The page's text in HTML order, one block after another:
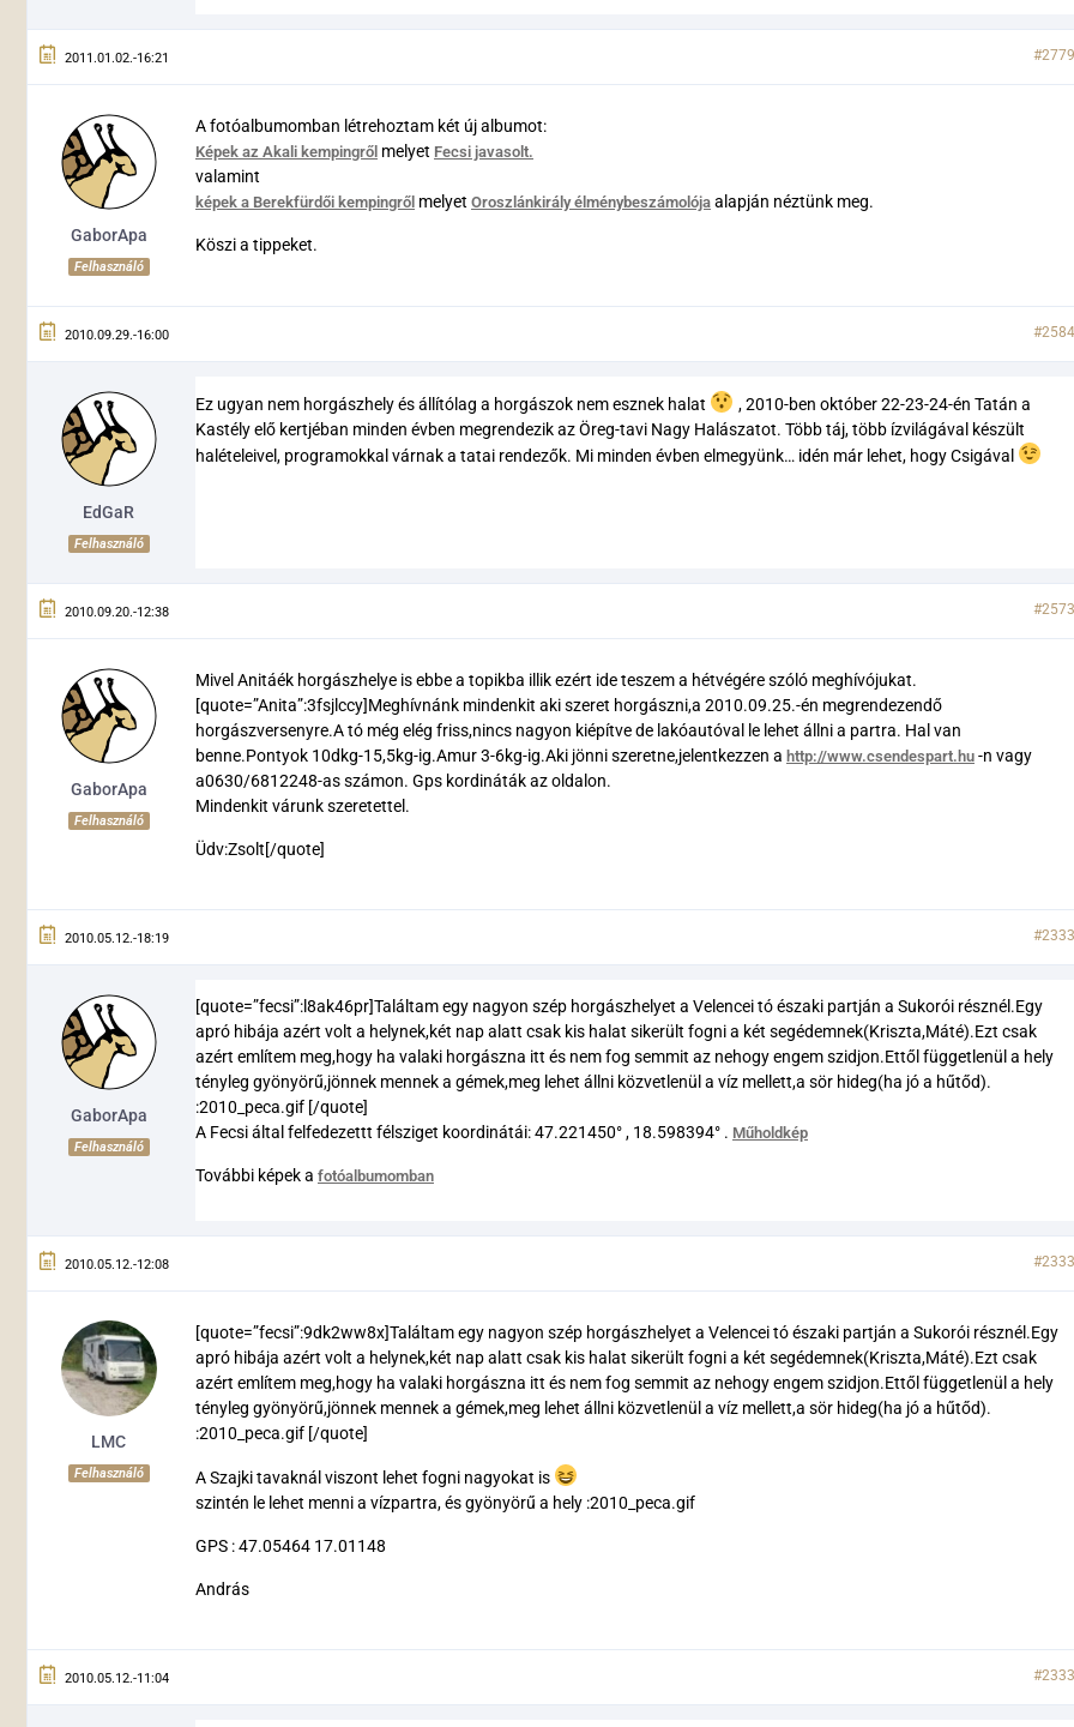
2011.01.02.-16:21
GaborApa
Felhasználó
A fotóalbumomban létrehoztam két új albumot:
Képek az Akali kempingről melyet Fecsi javasolt.
valamint
képek a Berekfürdői kempingről melyet Oroszlánkirály élménybeszámolója alapján néztünk meg.
Köszi a tippeket.
2010.09.29.-16:00
EdGaR
Felhasználó
Ez ugyan nem horgászhely és állítólag a horgászok nem esznek halat
, 2010-ben október 22-23-24-én Tatán a
Kastély elő kertjéban minden évben megrendezik az Öreg-tavi Nagy Halászatot. Több táj, több ízvilágával készült
halételeivel, programokkal várnak a tatai rendezők. Mi minden évben elmegyünk… idén már lehet, hogy Csigával
2010.09.20.-12:38
GaborApa
Felhasználó
Mivel Anitáék horgászhelye is ebbe a topikba illik ezért ide teszem a hétvégére szóló meghívójukat.
[quote=”Anita”:3fsjlccy]Meghívnánk mindenkit aki szeret horgászni,a 2010.09.25.-én megrendezendő
horgászversenyre.A tó még elég friss,nincs nagyon kiépítve de lakóautóval le lehet állni a partra. Hal van
benne.Pontyok 10dkg-15,5kg-ig.Amur 3-6kg-ig.Aki jönni szeretne,jelentkezzen a http://www.csendespart.hu -n vagy
a0630/6812248-as számon. Gps kordináták az oldalon.
Mindenkit várunk szeretettel.
Üdv:Zsolt[/quote]
2010.05.12.-18:19
GaborApa
Felhasználó
[quote=”fecsi”:l8ak46pr]Találtam egy nagyon szép horgászhelyet a Velencei tó északi partján a Sukorói résznél.Egy
apró hibája azért volt a helynek,két nap alatt csak kis halat sikerült fogni a két segédemnek(Kriszta,Máté).Ezt csak
azért említem meg,hogy ha valaki horgászna itt és nem fog semmit az nehogy engem szidjon.Ettől függetlenül a hely
tényleg gyönyörű,jönnek mennek a gémek,meg lehet állni közvetlenül a víz mellett,a sör hideg(ha jó a hűtőd).
:2010_peca.gif [/quote]
A Fecsi által felfedezettt félsziget koordinátái: 47.221450° , 18.598394° . Műholdkép
További képek a fotóalbumomban
2010.05.12.-12:08
LMC
Felhasználó
[quote=”fecsi”:9dk2ww8x]Találtam egy nagyon szép horgászhelyet a Velencei tó északi partján a Sukorói résznél.Egy
apró hibája azért volt a helynek,két nap alatt csak kis halat sikerült fogni a két segédemnek(Kriszta,Máté).Ezt csak
azért említem meg,hogy ha valaki horgászna itt és nem fog semmit az nehogy engem szidjon.Ettől függetlenül a hely
tényleg gyönyörű,jönnek mennek a gémek,meg lehet állni közvetlenül a víz mellett,a sör hideg(ha jó a hűtőd).
:2010_peca.gif [/quote]
A Szajki tavaknál viszont lehet fogni nagyokat is
szintén le lehet menni a vízpartra, és gyönyörű a hely :2010_peca.gif
GPS : 47.05464 17.01148
András
2010.05.12.-11:04